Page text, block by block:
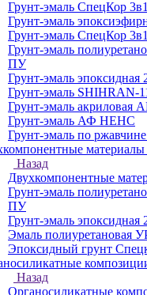
Грунт-эмаль СпецКор
Грунт-эмаль
Грунт-эмаль СпецКор
Грунт-эмаль
ПУ
Грунт-эмаль
Грунт-эмаль SHIHRAN-
Грунт-эмаль
Грунт-эмаль АФ НЕНС
Грунт-эмаль по
материалы
Назад
Двухкомпонентные
Грунт-эмаль
ПУ
Грунт-эмаль
Эмаль полиуретановая
Эпоксидный грунт
Назад
Органосиликатные